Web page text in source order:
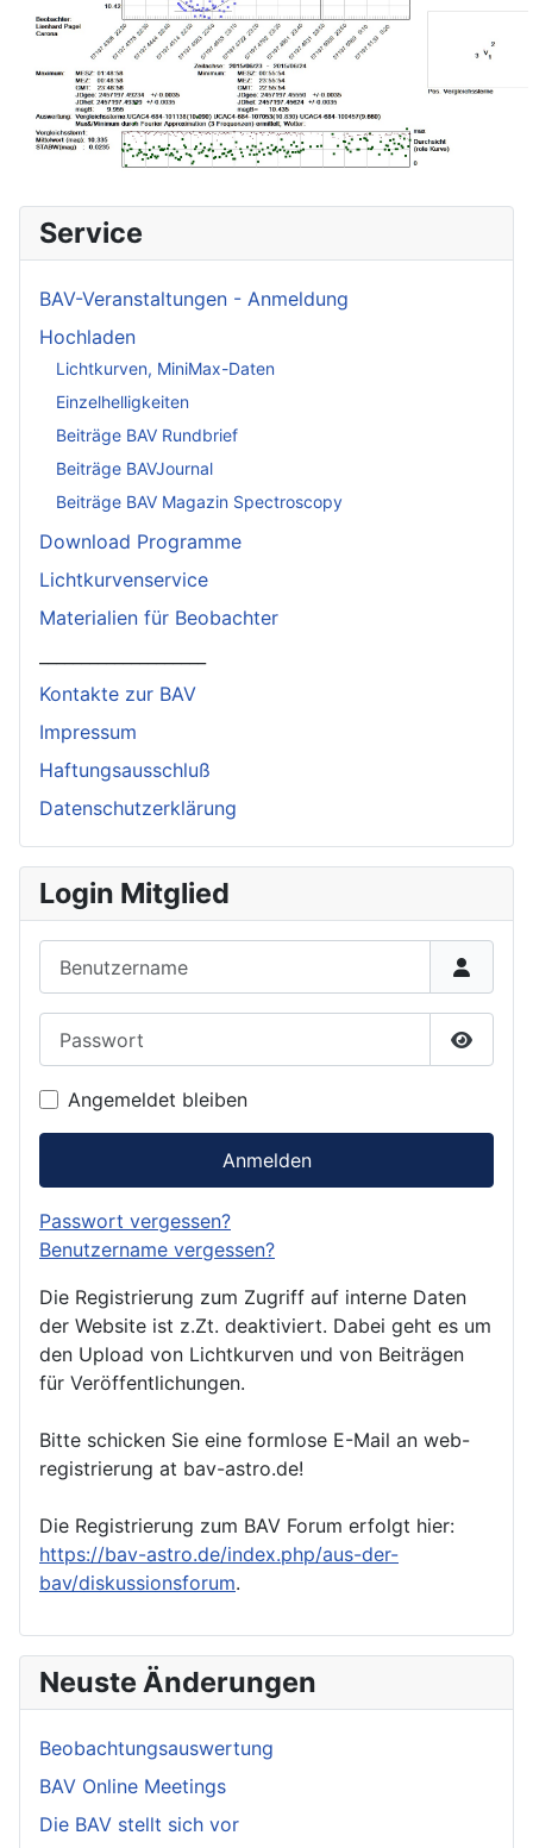
Service
BAV-Veranstaltungen - Anmeldung
Hochladen
Lichtkurven, MiniMax-Daten
Einzelhelligkeiten
Beiträge BAV Rundbrief
Beiträge BAVJournal
Beiträge BAV Magazin Spectroscopy
Download Programme
Lichtkurvenservice
Materialien für Beobachter
Kontakte zur BAV
Impressum
Haftungsausschluß
Datenschutzerklärung
Login Mitglied
Angemeldet bleiben
Anmelden
Passwort vergessen?
Benutzername vergessen?
Die Registrierung zum Zugriff auf interne Daten
der Website ist z.Zt. deaktiviert. Dabei geht es um
den Upload von Lichtkurven und von Beiträgen
für Veröffentlichungen.
Bitte schicken Sie eine formlose E-Mail an web-
registrierung at bav-astro.de!
Die Registrierung zum BAV Forum erfolgt hier:
https://bav-astro.de/index.php/aus-der-
bav/diskussionsforum.
Neuste Änderungen
Beobachtungsauswertung
BAV Online Meetings
Die BAV stellt sich vor